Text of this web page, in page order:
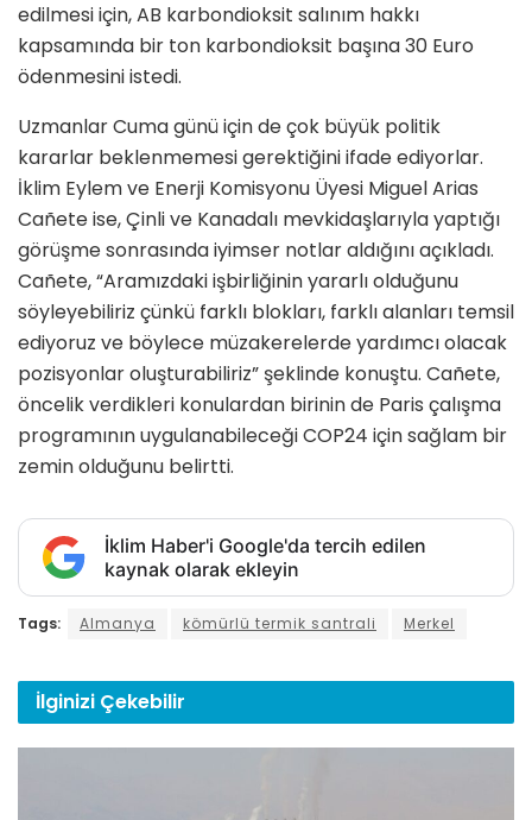
edilmesi için, AB karbondioksit salınım hakkı
kapsamında bir ton karbondioksit başına 30 Euro
ödenmesini istedi.
Uzmanlar Cuma günü için de çok büyük politik
kararlar beklenmemesi gerektiğini ifade ediyorlar.
İklim Eylem ve Enerji Komisyonu Üyesi Miguel Arias
Cañete ise, Çinli ve Kanadalı mevkidaşlarıyla yaptığı
görüşme sonrasında iyimser notlar aldığını açıkladı.
Cañete, “Aramızdaki işbirliğinin yararlı olduğunu
söyleyebiliriz çünkü farklı blokları, farklı alanları temsil
ediyoruz ve böylece müzakerelerde yardımcı olacak
pozisyonlar oluşturabiliriz” şeklinde konuştu. Cañete,
öncelik verdikleri konulardan birinin de Paris çalışma
programının uygulanabileceği COP24 için sağlam bir
zemin olduğunu belirtti.
İklim Haber'i Google'da tercih edilen
kaynak olarak ekleyin
Tags: Almanya kömürlü termik santrali Merkel
İlginizi Çekebilir